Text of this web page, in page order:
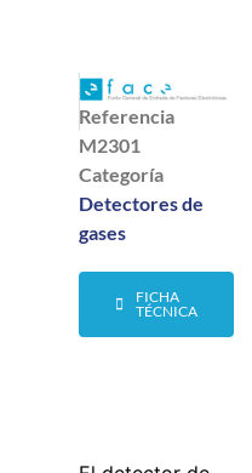
Referencia
M2301
Categoría
Detectores de
gases
FICHA
TÉCNICA